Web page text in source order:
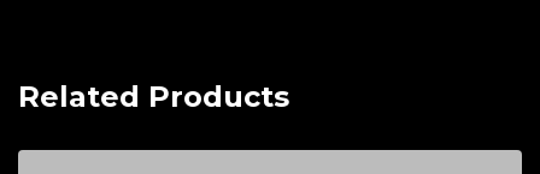
Related Products